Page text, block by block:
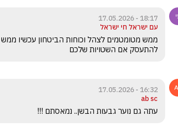
18:17 - 17.05.2026
עם ישראל חי ישראל
להתעסק אם השטויות שלכם
16:32 - 17.05.2026
ab sc
עתה גם נוער גבעות הבשן.. נמאסתם !!!